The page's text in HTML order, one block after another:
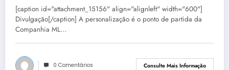
[caption id="attachment_15156" align="alignleft" width="600"]
Divulgação[/caption] A personalização é o ponto de partida da
Companhia ML…
0 Comentários Consulte Mais Informação